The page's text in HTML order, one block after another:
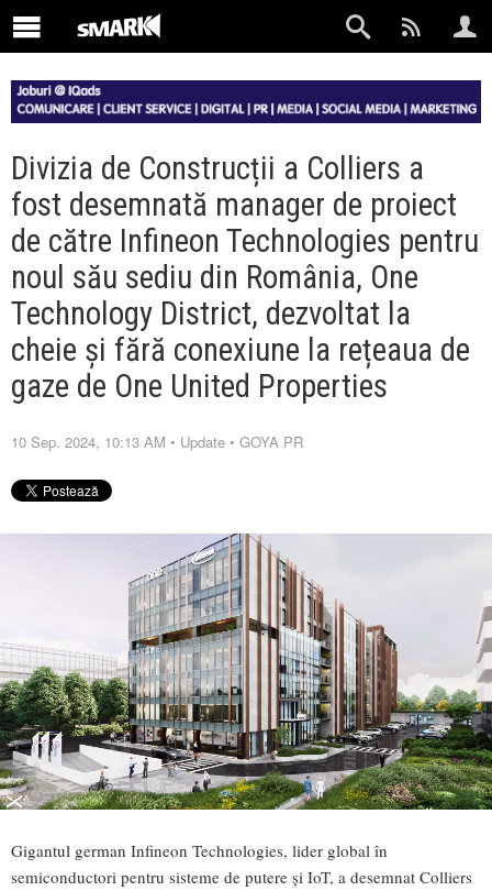
Divizia de Construcții a Colliers a
fost desemnată manager de proiect
de către Infineon Technologies pentru
noul său sediu din România, One
Technology District, dezvoltat la
cheie și fără conexiune la rețeaua de
gaze de One United Properties
10 Sep. 2024, 10:13 AM • Update • GOYA PR
Gigantul german Infineon Technologies, lider global în
semiconductori pentru sisteme de putere și IoT, a desemnat Colliers